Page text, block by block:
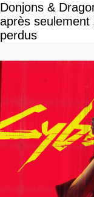
Donjons &
après seulement
perdus